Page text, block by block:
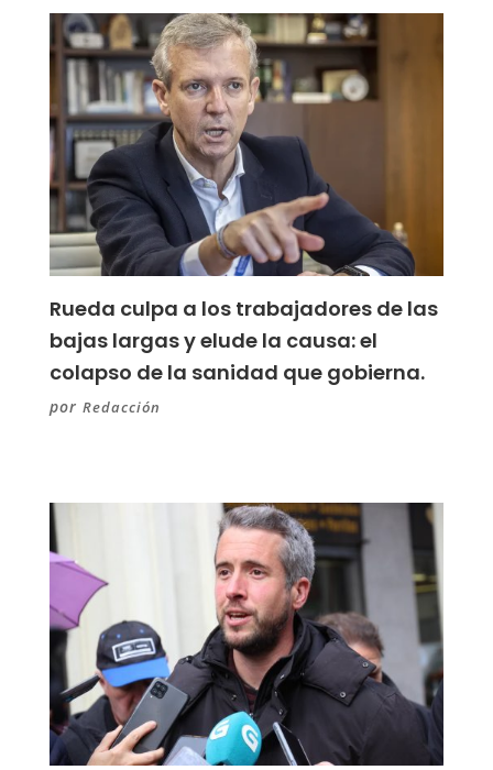
Rueda culpa a los trabajadores de las
bajas largas y elude la causa: el
colapso de la sanidad que gobierna.
por Redacción